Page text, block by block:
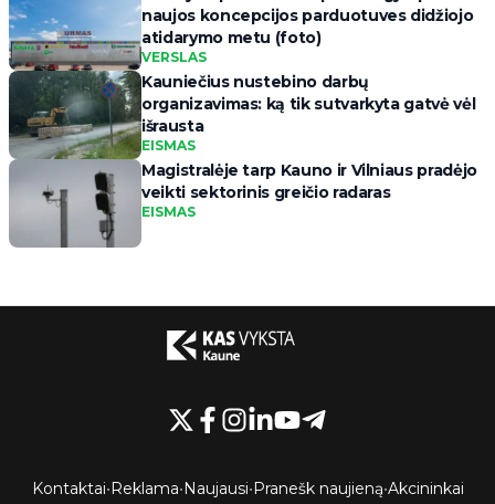
naujos koncepcijos parduotuves didžiojo
atidarymo metu (foto)
VERSLAS
Kauniečius nustebino darbų
organizavimas: ką tik sutvarkyta gatvė vėl
išrausta
EISMAS
Magistralėje tarp Kauno ir Vilniaus pradėjo
veikti sektorinis greičio radaras
EISMAS
Kontaktai•Reklama•Naujausi•Pranešk naujieną•Akcininkai